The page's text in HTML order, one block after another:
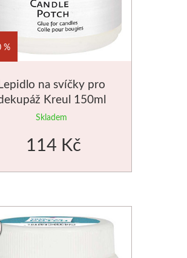
na svíčky pro
Kreul 150ml
Skladem
%
114 Kč